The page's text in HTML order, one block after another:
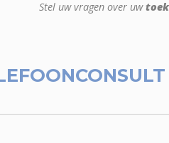
Stel uw vragen over uw